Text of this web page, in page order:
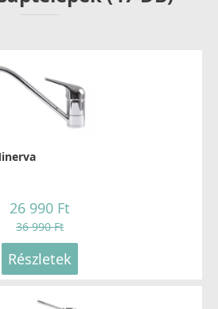
26 990 Ft
36 990 Ft
Részletek